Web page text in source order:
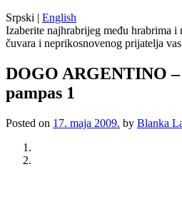
Srpski | English
Izaberite najhrabrijeg među hrabrima i
čuvara i neprikosnovenog prijatelja
DOGO ARGENTINO
pampas 1
Posted on 17. maja 2009. by Blanka